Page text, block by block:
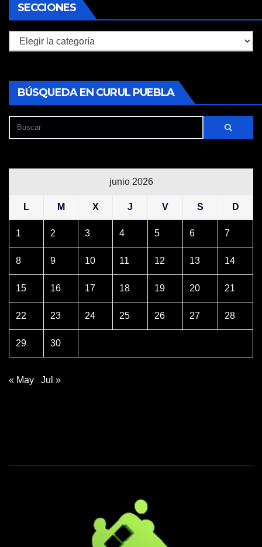
SECCIONES
Secciones
BÚSQUEDA EN CURUL PUEBLA
junio 2026
L M X J V S D
1 2 3 4 5 6 7
8 9 10 11 12 13 14
15 16 17 18 19 20 21
22 23 24 25 26 27 28
29 30
« May Jul »